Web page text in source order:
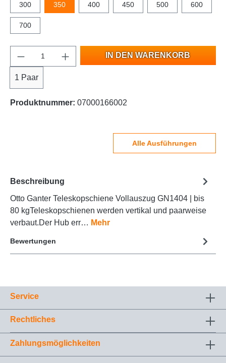
300 350 400 450 500 600
700
1 Paar
IN DEN WARENKORB
Produktnummer: 07000166002
Alle Ausführungen
Beschreibung
Otto Ganter Teleskopschiene Vollauszug GN1404 | bis
80 kgTeleskopschienen werden vertikal und paarweise
verbaut.Der Hub err… Mehr
Bewertungen
Service
Rechtliches
Zahlungsmöglichkeiten